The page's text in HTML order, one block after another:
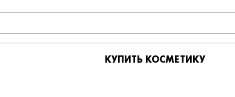
КУПИТЬ КОСМЕТИКУ